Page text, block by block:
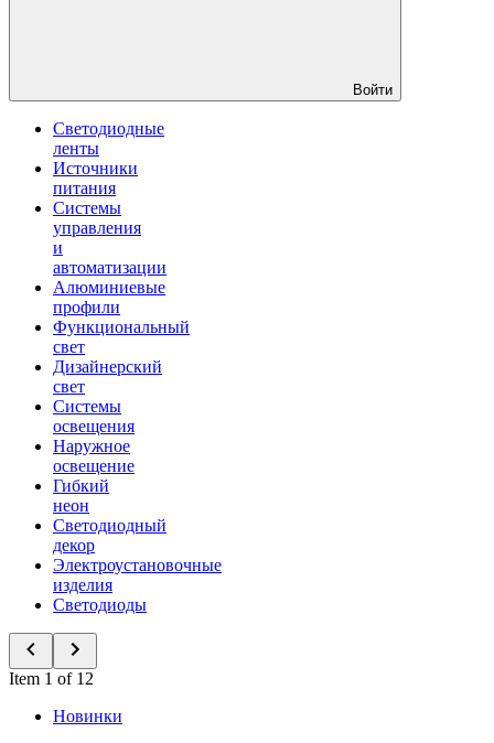
Войти
Светодиодные
ленты
Источники
питания
Системы
управления
и
автоматизации
Алюминиевые
профили
Функциональный
свет
Дизайнерский
свет
Системы
освещения
Наружное
освещение
Гибкий
неон
Светодиодный
декор
Электроустановочные
изделия
Светодиоды
Item 1 of 12
Новинки